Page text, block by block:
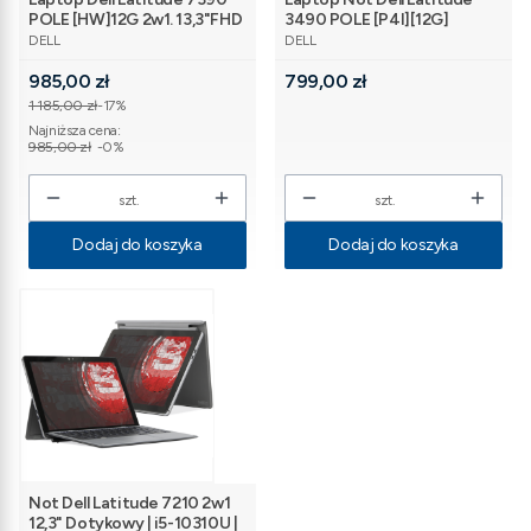
POLE [HW]12G 2w1. 13,3"FHD
touch/i5-
[sl]
PRODUCENT
DELL
Cena promocyjna
985,00 zł
1 185,00 zł-17%
Najniższa cena:
985,00 zł -0%
szt.
Dodaj do koszyka
3490 POLE [P4I][12G]
14"FHD/i5-
Win11Pro [sl]
PRODUCENT
DELL
Cena
799,00 zł
szt.
Dodaj do koszyka
Not Dell Latitude 7210 2w1
12,3" Dotykowy | i5-10310U |